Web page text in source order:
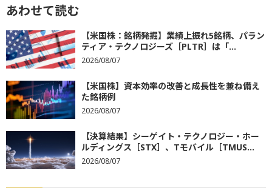
あわせて読む
【米国株：銘柄発掘】業績上振れ5銘柄、パラン
ティア・テクノロジーズ［PLTR］は「...
2026/08/07
【米国株】資本効率の改善と成長性を兼ね備え
た銘柄例
2026/08/07
【決算結果】シーゲイト・テクノロジー・ホー
ルディングス［STX］、Tモバイル［TMUS...
2026/08/07